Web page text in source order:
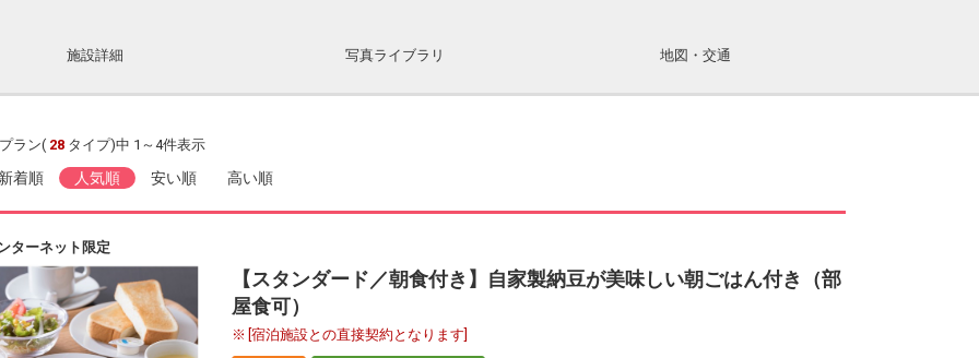
施設詳細 写真ライブラリ 地図・交通
プラン( 28 タイプ)中 1～4件表示
着順 人気順 安い順 高い順
ターネット限定
【スタンダード／朝食付き】自家製納豆が美味しい朝ごはん付き（部
屋食可）
[宿泊施設との直接契約となります]